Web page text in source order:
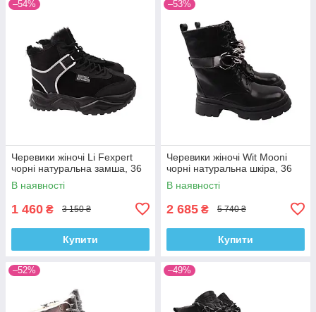
–54%
Черевики жіночі Li Fexpert
чорні натуральна замша, 36
В наявності
1 460 ₴ 3 150 ₴
Купити
–53%
Черевики жіночі Wit Mooni
чорні натуральна шкіра, 36
В наявності
2 685 ₴ 5 740 ₴
Купити
–52% –49%